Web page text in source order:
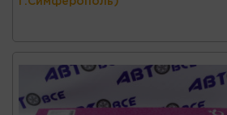
г.Симферополь)